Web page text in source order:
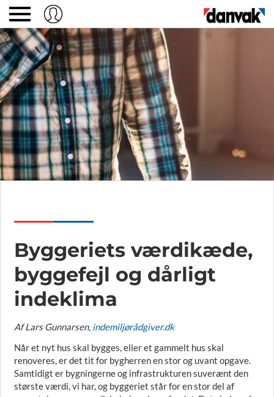
Byggeriets værdikæde,
byggefejl og dårligt
indeklima
Af Lars Gunnarsen, indemiljørådgiver.dk
Når et nyt hus skal bygges, eller et gammelt hus skal
renoveres, er det tit for bygherren en stor og uvant opgave.
Samtidigt er bygningerne og infrastrukturen suverænt den
største værdi, vi har, og byggeriet står for en stor del af